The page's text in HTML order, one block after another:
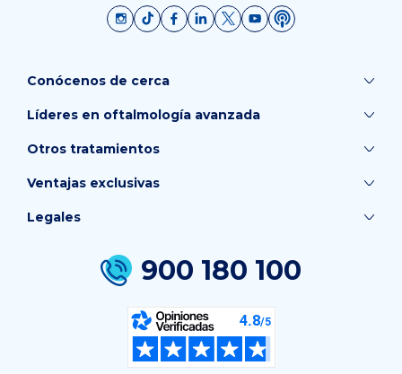
Conócenos de cerca
Líderes en oftalmología avanzada
Otros tratamientos
Ventajas exclusivas
900 180 100
Legales